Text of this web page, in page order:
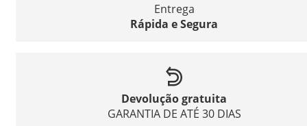
Entrega
Rápida e Segura
Devolução gratuita
GARANTIA DE ATÉ 30 DIAS